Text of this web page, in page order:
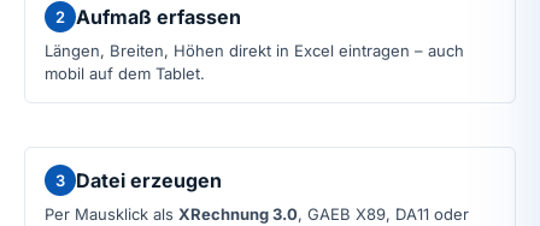
2 Aufmaß erfassen
Längen, Breiten, Höhen direkt in Excel eintragen – auch
mobil auf dem Tablet.
3 Datei erzeugen
Per Mausklick als XRechnung 3.0, GAEB X89, DA11 oder